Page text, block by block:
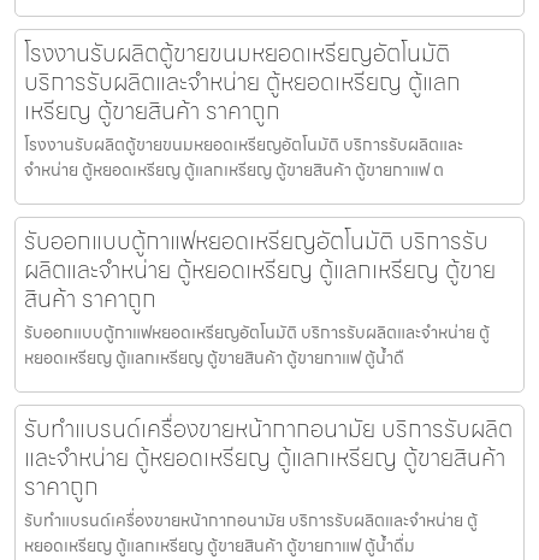
โรงงานรับผลิตตู้ขายขนมหยอดเหรียญ​​อัตโนมัติ
บริการรับผลิตและจำหน่าย ตู้หยอดเหรียญ ตู้แลก
เหรียญ ตู้ขายสินค้า ราคาถูก
โรงงานรับผลิตตู้ขายขนมหยอดเหรียญ​​อัตโนมัติ บริการรับผลิตและ
จำหน่าย ตู้หยอดเหรียญ ตู้แลกเหรียญ ตู้ขายสินค้า ตู้ขายกาแฟ ต
รับออกแบบตู้กาแฟหยอดเหรียญ​อัตโนมัติ บริการรับ
ผลิตและจำหน่าย ตู้หยอดเหรียญ ตู้แลกเหรียญ ตู้ขาย
สินค้า ราคาถูก
รับออกแบบตู้กาแฟหยอดเหรียญ​อัตโนมัติ บริการรับผลิตและจำหน่าย ตู้
หยอดเหรียญ ตู้แลกเหรียญ ตู้ขายสินค้า ตู้ขายกาแฟ ตู้น้ำดื
รับทำแบรนด์เครื่องขายหน้ากากอนามัย บริการรับผลิต
และจำหน่าย ตู้หยอดเหรียญ ตู้แลกเหรียญ ตู้ขายสินค้า
ราคาถูก
รับทำแบรนด์เครื่องขายหน้ากากอนามัย บริการรับผลิตและจำหน่าย ตู้
หยอดเหรียญ ตู้แลกเหรียญ ตู้ขายสินค้า ตู้ขายกาแฟ ตู้น้ำดื่ม